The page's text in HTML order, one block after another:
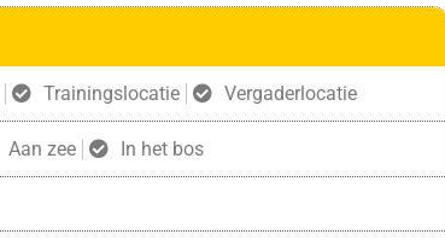
Trainingslocatie Vergaderlocatie
Aan zee In het bos